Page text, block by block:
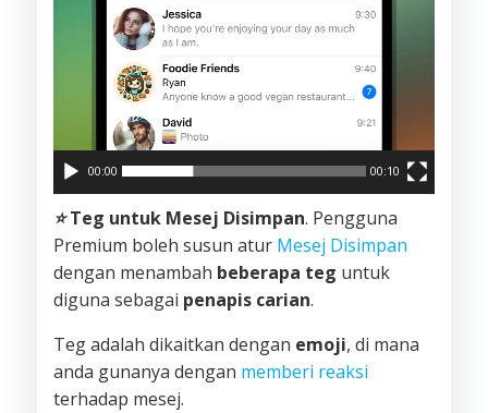
00:00 00:10
⭐️ Teg untuk Mesej Disimpan. Pengguna
Premium boleh susun atur Mesej Disimpan
dengan menambah beberapa teg untuk
diguna sebagai penapis carian.
Teg adalah dikaitkan dengan emoji, di mana
anda gunanya dengan memberi reaksi
terhadap mesej.